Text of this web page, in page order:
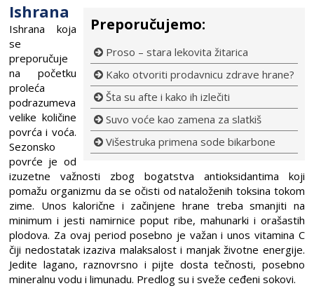
Preporučujemo:
Proso – stara lekovita žitarica
Kako otvoriti prodavnicu zdrave hrane?
Šta su afte i kako ih izlečiti
Suvo voće kao zamena za slatkiš
Višestruka primena sode bikarbone
Ishrana
Ishrana koja
se
preporučuje
na početku
proleća
podrazumeva
velike količine
povrća i voća.
Sezonsko
povrće je od
izuzetne važnosti zbog bogatstva antioksidantima koji
pomažu organizmu da se očisti od nataloženih toksina tokom
zime. Unos kalorične i začinjene hrane treba smanjiti na
minimum i jesti namirnice poput ribe, mahunarki i orašastih
plodova. Za ovaj period posebno je važan i unos vitamina C
čiji nedostatak izaziva malaksalost i manjak životne energije.
Jedite lagano, raznovrsno i pijte dosta tečnosti, posebno
mineralnu vodu i limunadu. Predlog su i sveže ceđeni sokovi.